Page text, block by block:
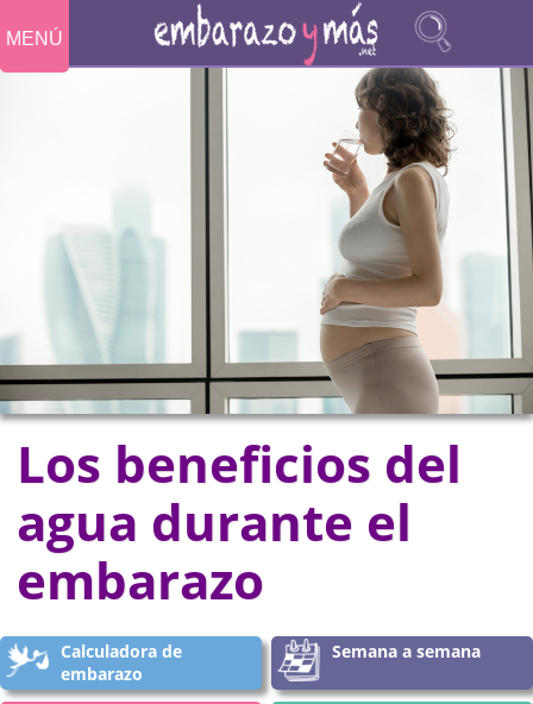
MENÚ
Los beneficios del
agua durante el
embarazo
Calculadora de
embarazo
Semana a semana